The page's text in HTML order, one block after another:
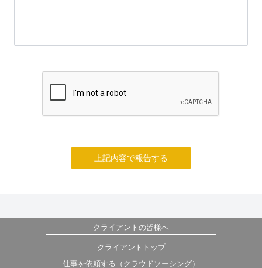
上記内容で報告する
クライアントの皆様へ
クライアントトップ
仕事を依頼する（クラウドソーシング）